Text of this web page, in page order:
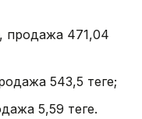
продажа 471,04
543,5 теңге;
5,59 теңге.